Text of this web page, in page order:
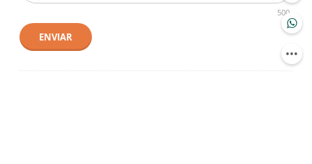
500
ENVIAR